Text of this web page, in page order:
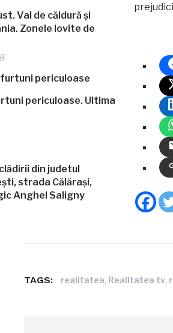
Val de căldură și
Zonele lovite de
periculoase. Ultima
din judetul
strada Călărași,
Anghel Saligny
TAGS: realitatea, Realitatea tv,